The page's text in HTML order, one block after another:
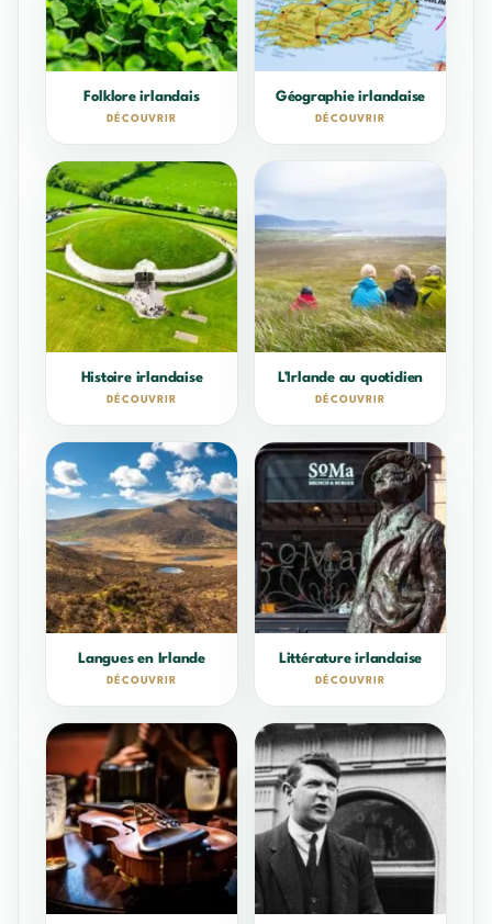
Folklore irlandais
DÉCOUVRIR
Géographie irlandaise
DÉCOUVRIR
Histoire irlandaise
DÉCOUVRIR
L’Irlande au quotidien
DÉCOUVRIR
Langues en Irlande
DÉCOUVRIR
Littérature irlandaise
DÉCOUVRIR